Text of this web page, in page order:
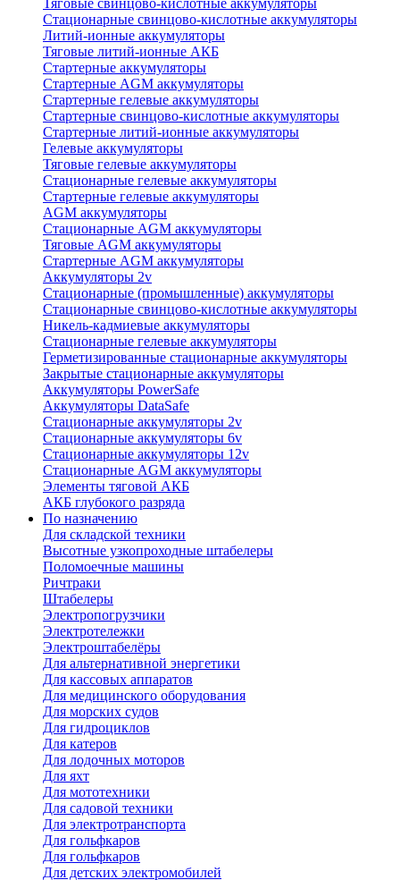
Тяговые свинцово-кислотные аккумуляторы
Стационарные свинцово-кислотные аккумуляторы
Литий-ионные аккумуляторы
Тяговые литий-ионные АКБ
Стартерные аккумуляторы
Стартерные AGM аккумуляторы
Стартерные гелевые аккумуляторы
Стартерные свинцово-кислотные аккумуляторы
Стартерные литий-ионные аккумуляторы
Гелевые аккумуляторы
Тяговые гелевые аккумуляторы
Стационарные гелевые аккумуляторы
Стартерные гелевые аккумуляторы
AGM аккумуляторы
Стационарные AGM аккумуляторы
Тяговые AGM аккумуляторы
Стартерные AGM аккумуляторы
Аккумуляторы 2v
Стационарные (промышленные) аккумуляторы
Стационарные свинцово-кислотные аккумуляторы
Никель-кадмиевые аккумуляторы
Стационарные гелевые аккумуляторы
Герметизированные стационарные аккумуляторы
Закрытые стационарные аккумуляторы
Аккумуляторы PowerSafe
Аккумуляторы DataSafe
Стационарные аккумуляторы 2v
Стационарные аккумуляторы 6v
Стационарные аккумуляторы 12v
Стационарные AGM аккумуляторы
Элементы тяговой АКБ
АКБ глубокого разряда
По назначению
Для складской техники
Высотные узкопроходные штабелеры
Поломоечные машины
Ричтраки
Штабелеры
Электропогрузчики
Электротележки
Электроштабелёры
Для альтернативной энергетики
Для кассовых аппаратов
Для медицинского оборудования
Для морских судов
Для гидроциклов
Для катеров
Для лодочных моторов
Для яхт
Для мототехники
Для садовой техники
Для электротранспорта
Для гольфкаров
Для гольфкаров
Для детских электромобилей